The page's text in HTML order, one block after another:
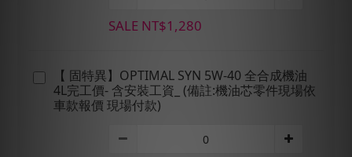
SALE NT$1,280
【 固特異】OPTIMAL SYN 5W-40 全合成機油
4L完工價- 含安裝工資_ (備註:機油芯零件現場依
車款報價 現場付款)